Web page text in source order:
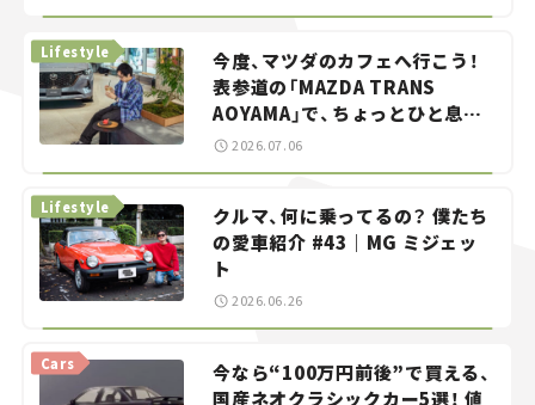
今度、マツダのカフェへ行こう！
表参道の「MAZDA TRANS
AOYAMA」で、ちょっとひと息。
——連載｜CCGとクルマでどうす
Lifestyle
2026.07.06
クルマ、何に乗ってるの？ 僕たち
の愛車紹介 #43｜MG ミジェッ
ト
Lifestyle
2026.06.26
今なら“100万円前後”で買える、
国産ネオクラシックカー5選！ 値
Cars